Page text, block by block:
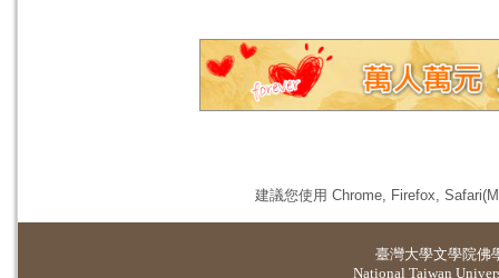
建議您使用 Chrome, Firefox,
臺灣大學文學院佛
National Taiwan